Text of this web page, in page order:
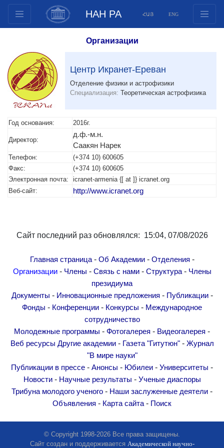
НАН РА ՀԱՅ ENG
Документы
Инновационные предложения
Публикации
Фонды
Конференции
Конкурсы
Международное сотрудничество
Молодежные программы
Фотогалерея
Журнал "В мире науки"
Публикации в прессе
Юбилеи
Новости
Научные результаты
Ученые диаспоры
Трибуна молодого ученого
Наши заслуженные деятели
Организации
Центр Икранет-Ереван
Отделение физики и астрофизики
Специализация: Теоретическая астрофизика
Год основания: 2016г.
Директор:
д.ф.-м.н.
Саакян Нарек
Телефон:
(+374 10) 600605
Факс:
(+374 10) 600605
Электронная почта:
icranet-armenia {[ at ]} icranet.org
Веб-сайт:
http://www.icranet.org
Сайт последний раз обновлялся: 15:04, 07/08/2026
Главная страница- Об Академии- Отделения -
Организации- Члены - Связь с нами- Структура- Члены
президиума
Документы - Инновационные предложения - Публикации-
Фонды - Конференции - Конкурсы - Международное
сотрудничество
Молодежные программы - Фотогалерея - Видеогалерея -
Веб ресурсы Другие академии- Газета "Гитутюн"- Журнал
"В мире науки"
Публикации в прессе - Анонсы - Юбилеи - Университеты -
Новости- Научные результаты - Ученые диаспоры
Трибуна молодого ученого - Наши заслуженные деятели -
Объявления - Карта сайта - Поиск
© Copyright 1998-2026 Все права защищены.
Сайт создан и поддерживается Академической научно-